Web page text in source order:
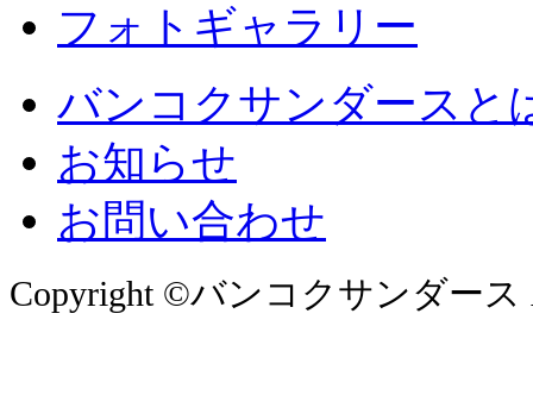
フォトギャラリー
バンコクサンダースと
お知らせ
お問い合わせ
Copyright ©バンコクサンダース